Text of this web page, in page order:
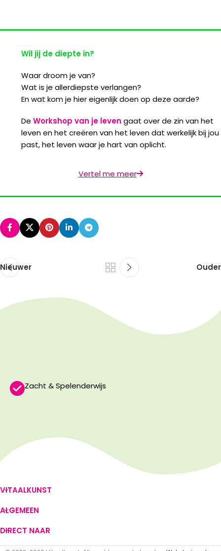
Wil jij de diepte in?
Waar droom je van?
Wat is je allerdiepste verlangen?
En wat kom je hier eigenlijk doen op deze aarde?
De Workshop van je leven gaat over de zin van het
leven en het creëren van het leven dat werkelijk bij jou
past, het leven waar je hart van oplicht.
Vertel me meer
Nieuwer Ouder
Zacht & Spelenderwijs
VITAALKUNST
ALGEMEEN
DIRECT NAAR